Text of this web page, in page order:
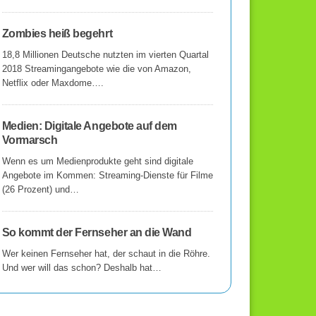
Zombies heiß begehrt
18,8 Millionen Deutsche nutzten im vierten Quartal
2018 Streamingangebote wie die von Amazon,
Netflix oder Maxdome….
Medien: Digitale Angebote auf dem
Vormarsch
Wenn es um Medienprodukte geht sind digitale
Angebote im Kommen: Streaming-Dienste für Filme
(26 Prozent) und…
So kommt der Fernseher an die Wand
Wer keinen Fernseher hat, der schaut in die Röhre.
Und wer will das schon? Deshalb hat…